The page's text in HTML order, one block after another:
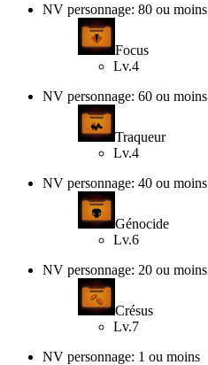
NV personnage: 80 ou moins
Focus
Lv.4
NV personnage: 60 ou moins
Traqueur
Lv.4
NV personnage: 40 ou moins
Génocide
Lv.6
NV personnage: 20 ou moins
Crésus
Lv.7
NV personnage: 1 ou moins